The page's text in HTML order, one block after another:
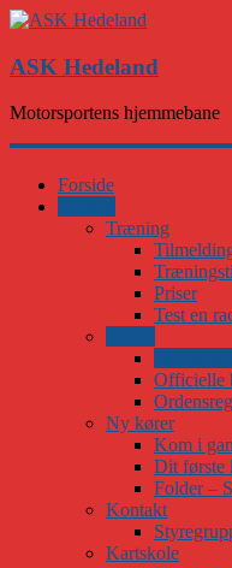
ASK Hedeland
Motorsportens hjemmebane
Forside
Træning
Priser
Test en
Officielle
Ny kører
Kom i
Dit første
Folder –
Kontakt
Kartskole